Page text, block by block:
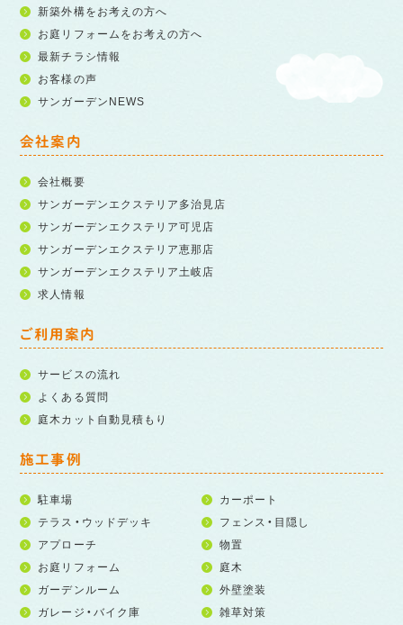
新築外構をお考えの方へ
お庭リフォームをお考えの方へ
最新チラシ情報
お客様の声
サンガーデンNEWS
会社案内
会社概要
サンガーデンエクステリア多治見店
サンガーデンエクステリア可児店
サンガーデンエクステリア恵那店
サンガーデンエクステリア土岐店
求人情報
ご利用案内
サービスの流れ
よくある質問
庭木カット自動見積もり
施工事例
駐車場
カーポート
テラス・ウッドデッキ
フェンス・目隠し
アプローチ
物置
お庭リフォーム
庭木
ガーデンルーム
外壁塗装
ガレージ・バイク庫
雑草対策